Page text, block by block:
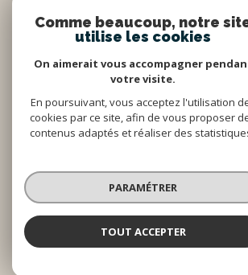
© 2026 | Tous droits réservés
Nos honoraires
Nos partenaires
Réalisé par :
Comme beaucoup, notre
utilise les cookies
On aimerait vous accompagner
votre visite.
En poursuivant, vous acceptez l'utilisation
cookies par ce site, afin de vous proposer
contenus adaptés et réaliser des
PARAMÉTRER
TOUT ACCEPTER